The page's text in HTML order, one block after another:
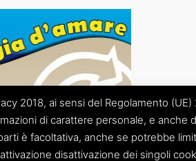
Metropolitana” S.C.p.A.
2018, ai sensi del Regolamento
di carattere personale, e anche
è facoltativa, anche se potrebbe
disattivazione dei singoli